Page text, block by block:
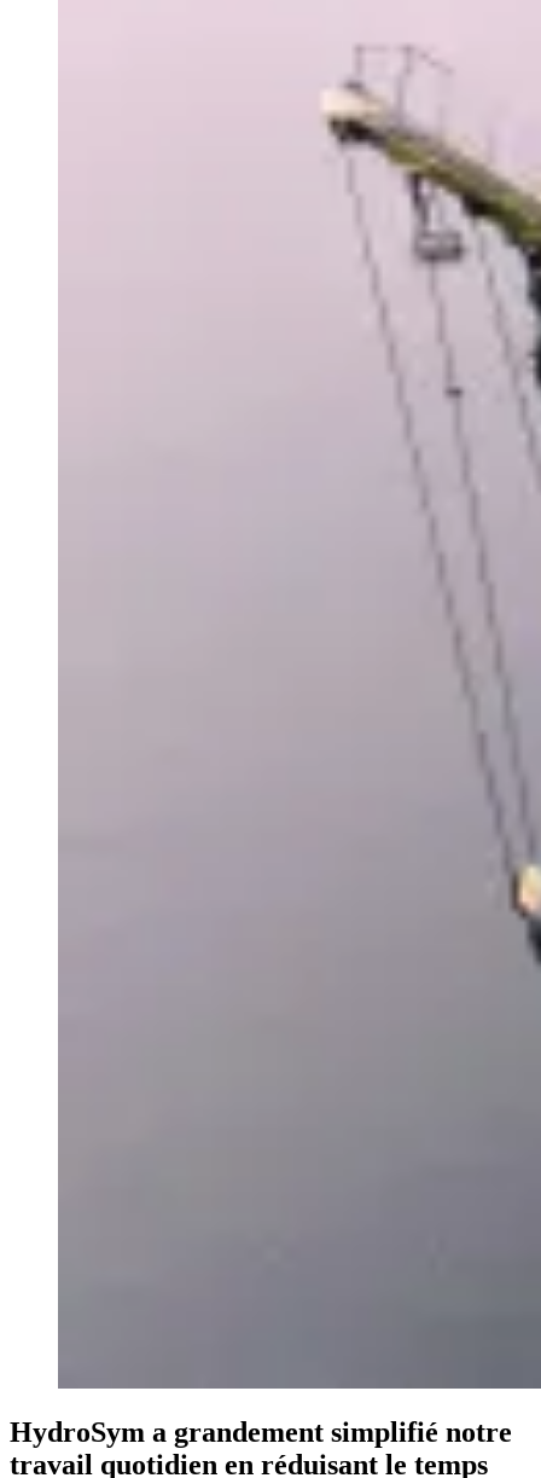
HydroSym a grandement simplifié notre
travail quotidien en réduisant le temps